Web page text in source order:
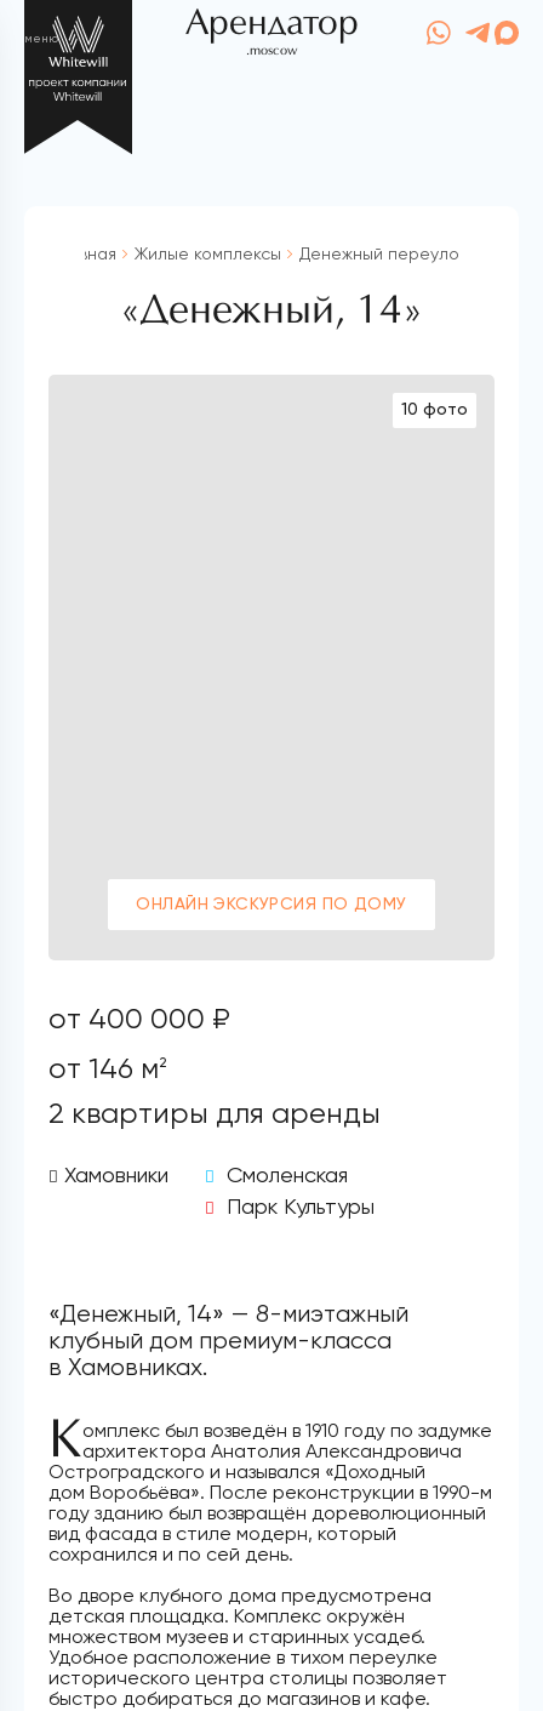
меню Арендатор
.moscow
Главная Жилые комплексы Денежный переулок, 14
«Денежный, 14»
10 фото
ОНЛАЙН ЭКСКУРСИЯ ПО ДОМУ
«Денежный, 14» — 8-миэтажный
клубный дом премиум-класса
в Хамовниках.
Комплекс был возведён в 1910 году по задумке
архитектора Анатолия Александровича
Остроградского и назывался «Доходный
дом Воробьёва». После реконструкции в 1990-м
году зданию был возвращён дореволюционный
вид фасада в стиле модерн, который
сохранился и по сей день.
Во дворе клубного дома предусмотрена
детская площадка. Комплекс окружён
множеством музеев и старинных усадеб.
Удобное расположение в тихом переулке
исторического центра столицы позволяет
быстро добираться до магазинов и кафе.
от 400 000 ₽
от 146 м2
2 квартиры для аренды
Хамовники
Смоленская
Парк Культуры